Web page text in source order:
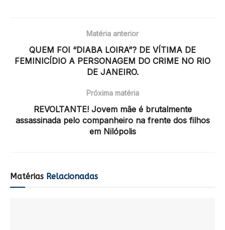
Matéria anterior
QUEM FOI “DIABA LOIRA”? DE VÍTIMA DE
FEMINICÍDIO A PERSONAGEM DO CRIME NO RIO
DE JANEIRO.
Próxima matéria
REVOLTANTE! Jovem mãe é brutalmente
assassinada pelo companheiro na frente dos filhos
em Nilópolis
Matérias Relacionadas